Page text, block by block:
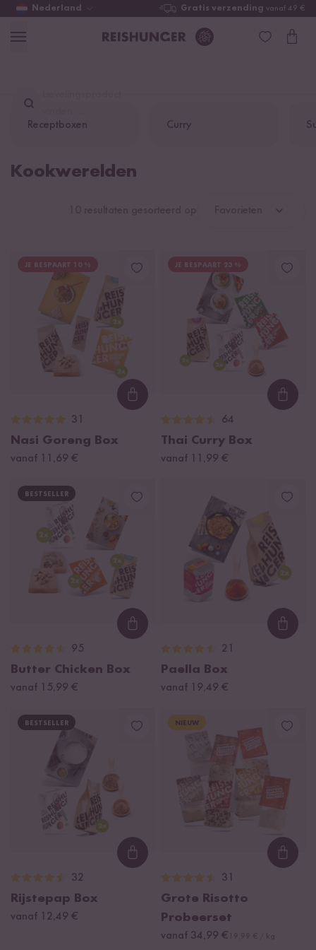
Nederland Gratis verzending vanaf 49 €
Receptboxen
Curry
Kookwerelden
JE BESPAART 10 %
Loading...
31
Nasi Goreng Box
vanaf 11,69 €
JE BESPAART 23 %
64
Thai Curry Box
vanaf 11,99 €
BESTSELLER
Loading...
95
Butter Chicken Box
vanaf 15,99 €
21
Paella Box
vanaf 19,49 €
BESTSELLER
Loading...
32
Rijstepap Box
vanaf 12,49 €
NIEUW
31
Grote Risotto
Probeerset
vanaf 34,99 €